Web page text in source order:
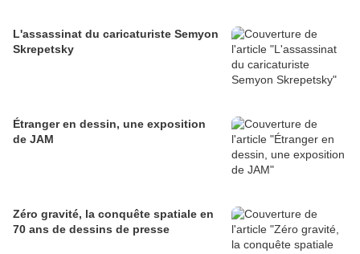
L'assassinat du caricaturiste Semyon
Skrepetsky
Étranger en dessin, une exposition
de JAM
Zéro gravité, la conquête spatiale en
70 ans de dessins de presse